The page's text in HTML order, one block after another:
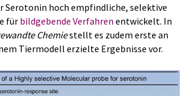
Serotonin hoch empfindliche, selektive
für bildgebende Verfahren entwickelt. In
Chemiestellt es zudem erste an
Tiermodell erzielte Ergebnisse vor.